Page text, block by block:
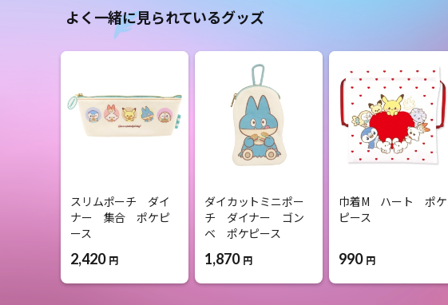
よく一緒に見られているグッズ
スリムポーチ ダイ
ナー 集合 ポケピ
ース
2,420 円
ダイカットミニポー
チ ダイナー ゴン
ベ ポケピース
1,870 円
巾着M ハート ポケ
ピース
990 円